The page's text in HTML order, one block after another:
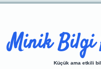
Minik Bilgi
Küçük ama etkili